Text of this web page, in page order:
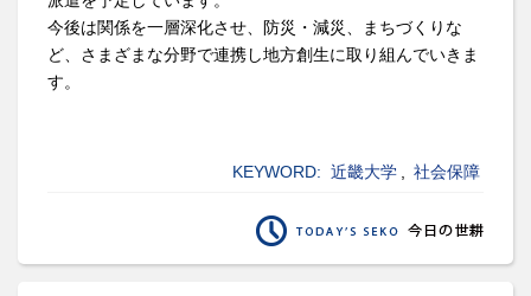
今後は関係を一層深化させ、防災・減災、まちづくりな
ど、さまざまな分野で連携し地方創生に取り組んでいきま
す。
KEYWORD: 近畿大学 社会保障